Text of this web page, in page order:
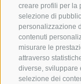
creare profili per la
selezione di
personalizzazione
contenuti
misurare le
attraverso
diverse, sviluppare
selezione dei